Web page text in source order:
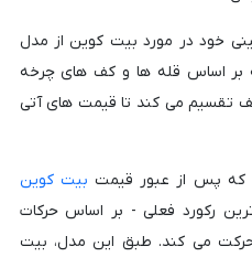
خود در مورد بیت کوین از مدل
که بر اساس قله ها و کف های چرخه
تقسیم می کند تا قیمت های آتی
که پس از عبور قیمت بیت کوین
رکورد فعلی - بر اساس حرکات
می کند. طبق این مدل، بیت